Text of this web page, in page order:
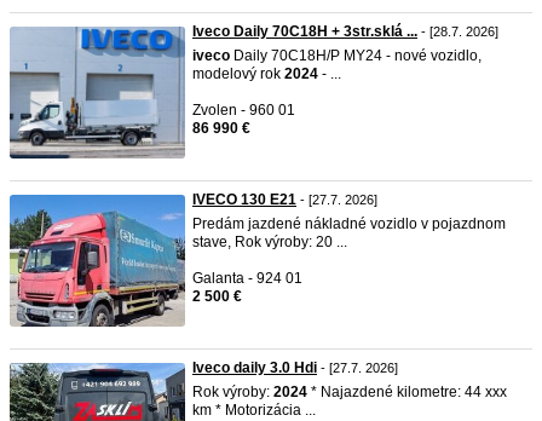
Iveco Daily 70C18H + 3str.sklá ... - [28.7. 2026]
iveco Daily 70C18H/P MY24 - nové vozidlo,
modelový rok 2024 - ...
Zvolen - 960 01
86 990 €
IVECO 130 E21 - [27.7. 2026]
Predám jazdené nákladné vozidlo v pojazdnom
stave, Rok výroby: 20 ...
Galanta - 924 01
2 500 €
Iveco daily 3.0 Hdi - [27.7. 2026]
Rok výroby: 2024 * Najazdené kilometre: 44 xxx
km * Motorizácia ...